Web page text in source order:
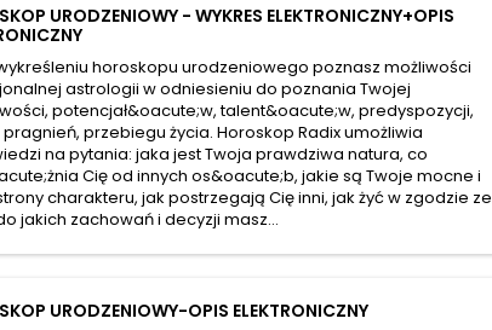
URODZENIOWY - WYKRES ELEKTRONICZNY+OPIS
horoskopu urodzeniowego poznasz możliwości
astrologii w odniesieniu do poznania Twojej
potencjał&oacute;w, talent&oacute;w, predyspozycji,
przebiegu życia. Horoskop Radix umożliwia
na pytania: jaka jest Twoja prawdziwa natura, co
Cię od innych os&oacute;b, jakie są Twoje mocne i
charakteru, jak postrzegają Cię inni, jak żyć w zgodzie ze
jakich zachowań i decyzji masz...
URODZENIOWY-OPIS ELEKTRONICZNY